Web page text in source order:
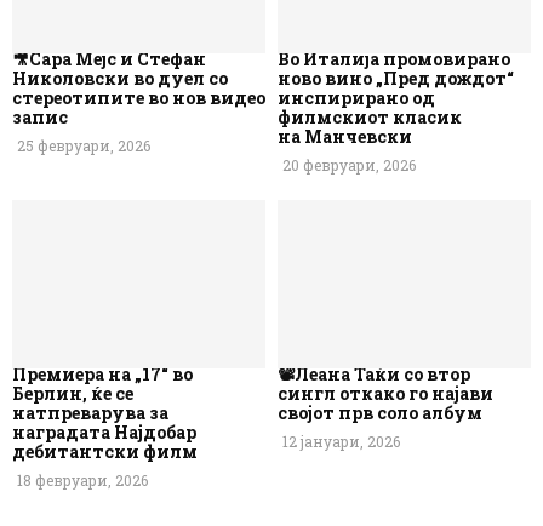
🎥Сара Мејс и Стефан
Николовски во дуел со
стереотипите во нов видео
запис
25 февруари, 2026
Во Италија промовирано
ново вино „Пред дождот“
инспирирано од
филмскиот класик
на Манчевски
20 февруари, 2026
Премиера на „17“ во
Берлин, ќе се
натпреварува за
наградата Најдобар
дебитантски филм
18 февруари, 2026
📽️Леана Таќи со втор
сингл откако го најави
својот прв соло албум
12 јануари, 2026